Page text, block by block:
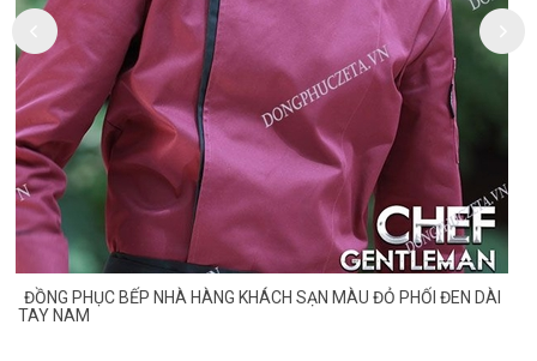
ĐỒNG PHỤC BẾP NHÀ HÀNG KHÁCH SẠN MÀU ĐỎ PHỐI ĐEN DÀI
TAY NAM